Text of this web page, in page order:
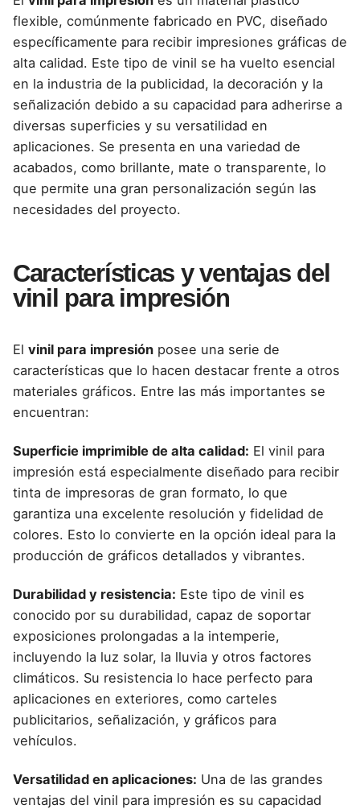
flexible, comúnmente fabricado en PVC, diseñado
específicamente para recibir impresiones gráficas de
alta calidad. Este tipo de vinil se ha vuelto esencial
en la industria de la publicidad, la decoración y la
señalización debido a su capacidad para adherirse a
diversas superficies y su versatilidad en
aplicaciones. Se presenta en una variedad de
acabados, como brillante, mate o transparente, lo
que permite una gran personalización según las
necesidades del proyecto.
Características y ventajas del
vinil para impresión
El vinil para impresión posee una serie de
características que lo hacen destacar frente a otros
materiales gráficos. Entre las más importantes se
encuentran:
Superficie imprimible de alta calidad: El vinil para
impresión está especialmente diseñado para recibir
tinta de impresoras de gran formato, lo que
garantiza una excelente resolución y fidelidad de
colores. Esto lo convierte en la opción ideal para la
producción de gráficos detallados y vibrantes.
Durabilidad y resistencia: Este tipo de vinil es
conocido por su durabilidad, capaz de soportar
exposiciones prolongadas a la intemperie,
incluyendo la luz solar, la lluvia y otros factores
climáticos. Su resistencia lo hace perfecto para
aplicaciones en exteriores, como carteles
publicitarios, señalización, y gráficos para
vehículos.
Versatilidad en aplicaciones: Una de las grandes
ventajas del vinil para impresión es su capacidad